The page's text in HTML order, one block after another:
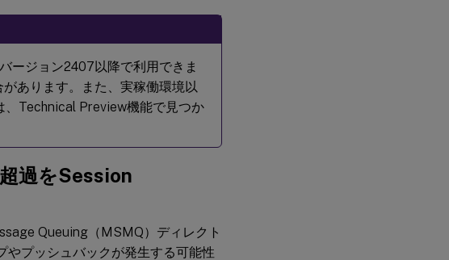
ージョン2407以降で利用できま
あります。また、実稼働環境以
Technical Preview機能で見つか
過をSession
Queuing（MSMQ）ディレクト
やプッシュバックが発生する可能性